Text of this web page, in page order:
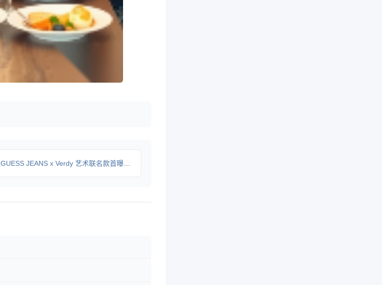
GUESS JEANS x Verdy 艺术联名款首曝，限量